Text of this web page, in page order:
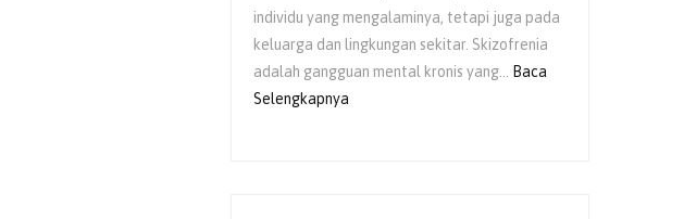
individu yang mengalaminya, tetapi juga pada
keluarga dan lingkungan sekitar. Skizofrenia
adalah gangguan mental kronis yang…
Baca
Selengkapnya